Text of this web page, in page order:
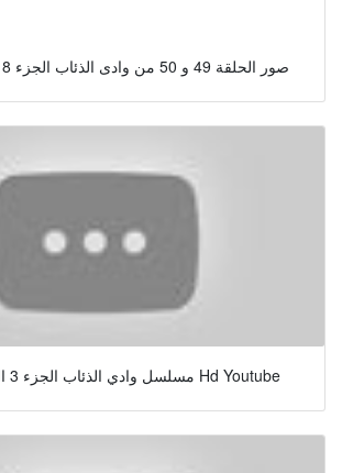
صور الحلقة 49 و 50 من وادى الذئاب الجزء 8 يوتيوب الرئاسة
مسلسل وادي الذئاب الجزء 3 الحلقة 5 مدبلج Hd Youtube